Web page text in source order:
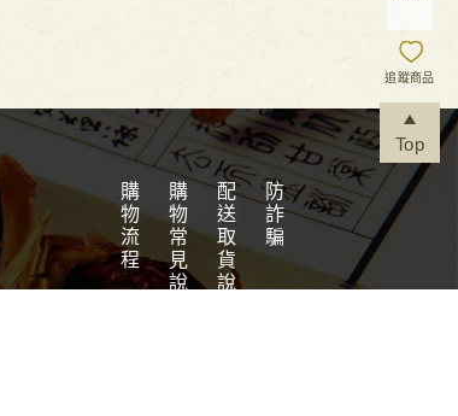
追蹤商品
Top
購物流程 購物常見說明 配送取貨說明 防詐騙